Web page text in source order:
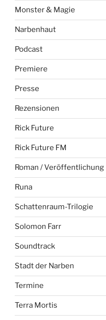
Monster & Magie
Narbenhaut
Podcast
Premiere
Presse
Rezensionen
Rick Future
Rick Future FM
Roman / Veröffentlichung
Runa
Schattenraum-Trilogie
Solomon Farr
Soundtrack
Stadt der Narben
Termine
Terra Mortis